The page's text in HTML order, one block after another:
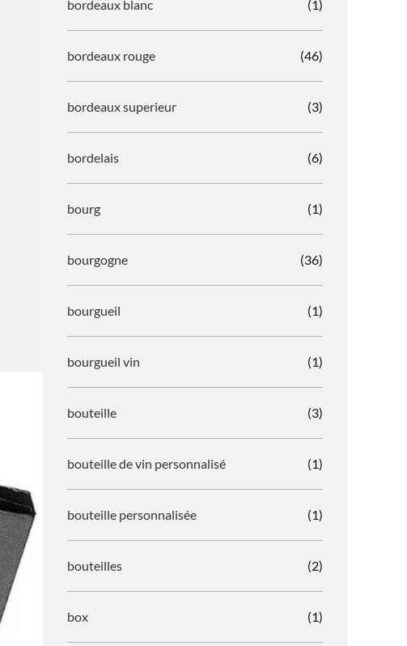
bordeaux blanc (1)
bordeaux rouge (46)
bordeaux superieur (3)
bordelais (6)
bourg (1)
bourgogne (36)
bourgueil (1)
bourgueil vin (1)
bouteille (3)
bouteille de vin personnalisé (1)
bouteille personnalisée (1)
bouteilles (2)
box (1)